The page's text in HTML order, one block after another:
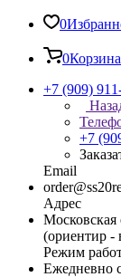
0
0Корзина
+7 (909)
+7
Email
Адрес
Московская
(ориентир
Режим
Ежедневно